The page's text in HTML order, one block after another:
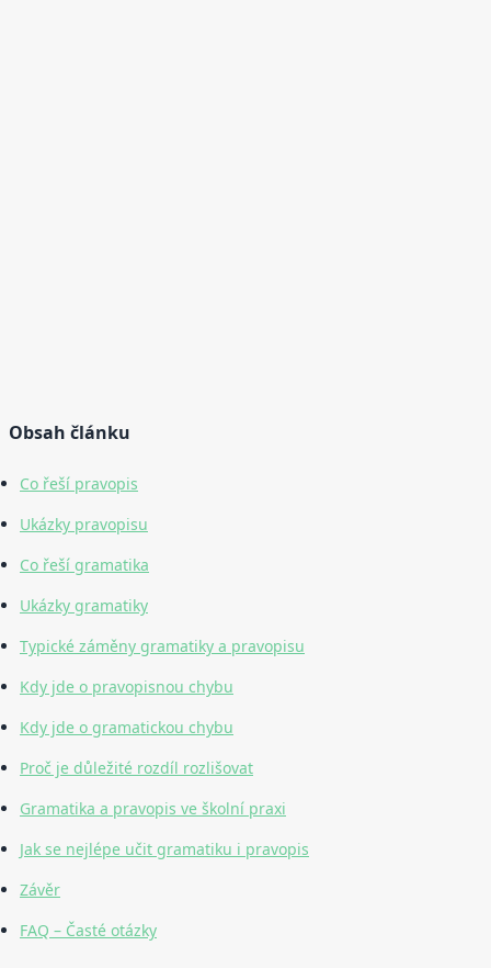
Obsah článku
Co řeší pravopis
Ukázky pravopisu
Co řeší gramatika
Ukázky gramatiky
Typické záměny gramatiky a pravopisu
Kdy jde o pravopisnou chybu
Kdy jde o gramatickou chybu
Proč je důležité rozdíl rozlišovat
Gramatika a pravopis ve školní praxi
Jak se nejlépe učit gramatiku i pravopis
Závěr
FAQ – Časté otázky